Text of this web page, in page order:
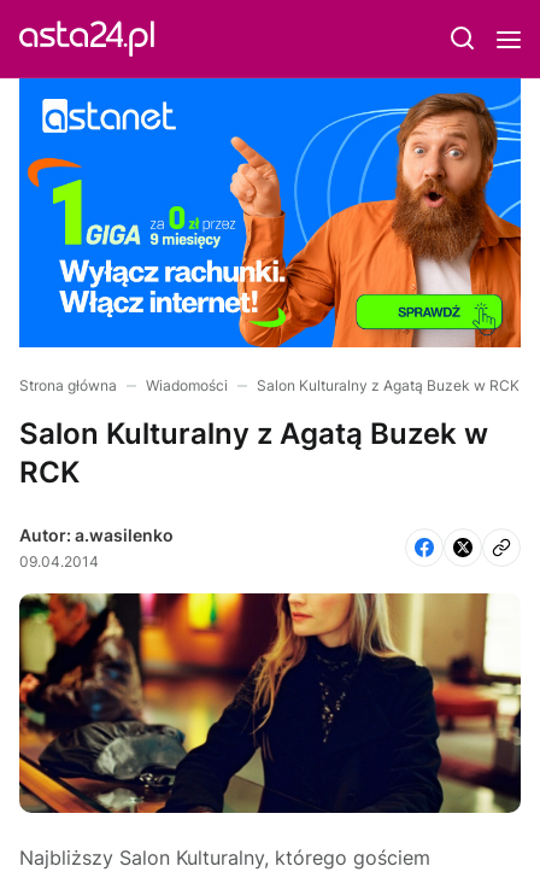
Strona główna Wiadomości Salon Kulturalny z Agatą Buzek w RCK
Salon Kulturalny z Agatą Buzek w
RCK
Autor: a.wasilenko
09.04.2014
Najbliższy Salon Kulturalny, którego gościem